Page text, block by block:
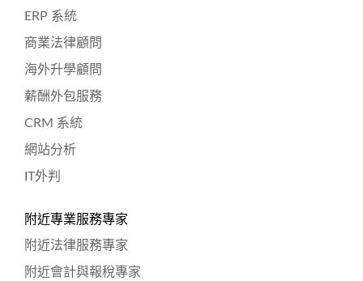
ERP 系統
商業法律顧問
海外升學顧問
薪酬外包服務
CRM 系統
網站分析
IT外判
附近專業服務專家
附近法律服務專家
附近會計與報稅專家